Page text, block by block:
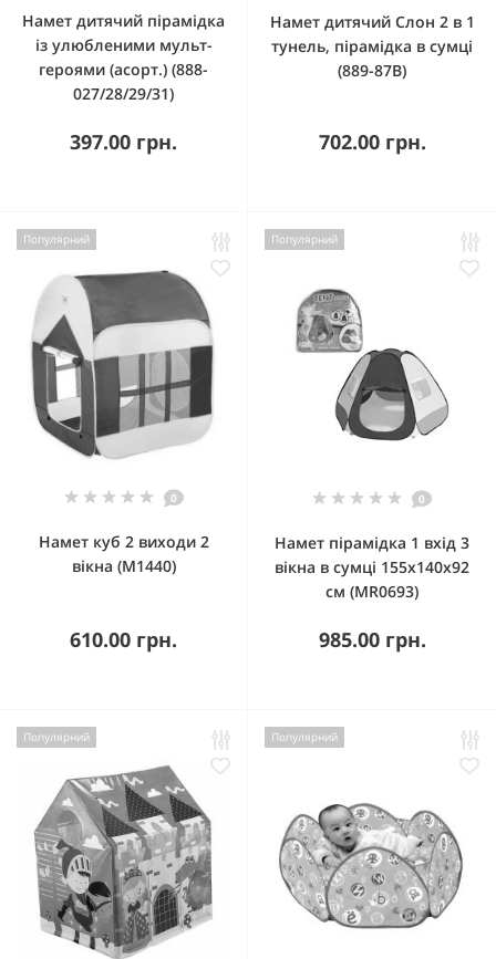
Намет дитячий пірамідка
із улюбленими мульт-
героями (асорт.) (888-
027/28/29/31)
397.00 грн.
Намет дитячий Слон 2 в 1
тунель, пірамідка в сумці
(889-87B)
702.00 грн.
Популярний
0
Намет куб 2 виходи 2
вікна (M1440)
610.00 грн.
Популярний
0
Намет пірамідка 1 вхід 3
вікна в сумці 155х140х92
см (MR0693)
985.00 грн.
Популярний Популярний